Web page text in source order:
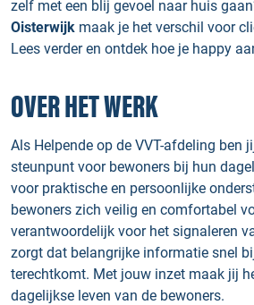
zelf met een blij gevoel naar huis
Oisterwijk maak je het verschil voor
Lees verder en ontdek hoe je happy
OVER HET WERK
Als Helpende op de VVT-afdeling ben
steunpunt voor bewoners bij hun
voor praktische en persoonlijke
bewoners zich veilig en comfortabel
verantwoordelijk voor het signaleren
zorgt dat belangrijke informatie snel
terechtkomt. Met jouw inzet maak jij
dagelijkse leven van de bewoners.